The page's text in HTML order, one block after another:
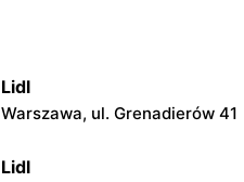
Lidl
Warszawa, ul. Grenadierów 41
Lidl